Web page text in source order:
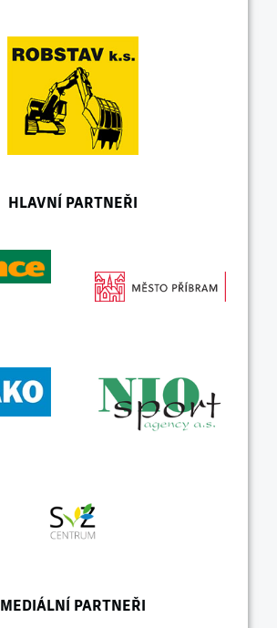
HLAVNÍ PARTNEŘI
MEDIÁLNÍ PARTNEŘI